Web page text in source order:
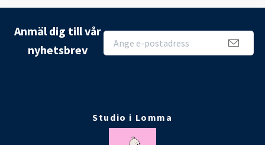
Anmäl dig till vår
nyhetsbrev
Studio i Lomma